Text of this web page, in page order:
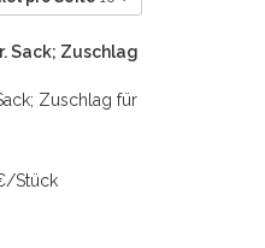
Sack; Zuschlag
Zuschlag für
Stück